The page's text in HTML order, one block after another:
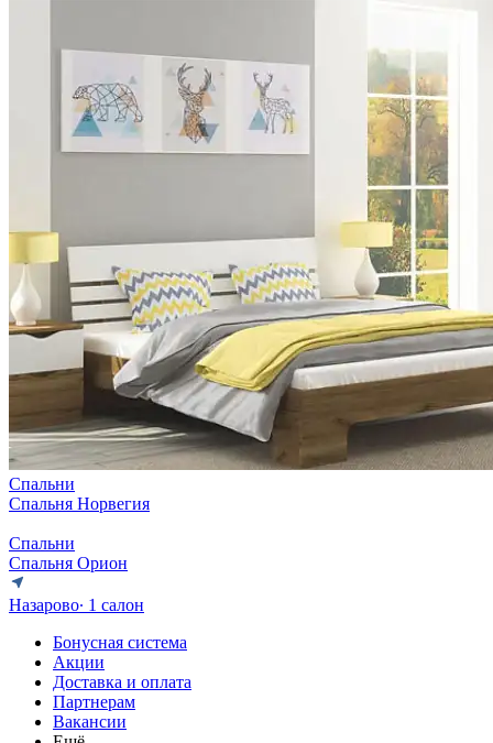
Спальни
Спальня Норвегия
Спальни
Спальня Орион
Назарово∙ 1 салон
Бонусная система
Акции
Доставка и оплата
Партнерам
Вакансии